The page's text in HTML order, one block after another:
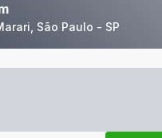
São Paulo - SP